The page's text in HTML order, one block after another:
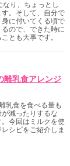
り、ちょっとし
。そして、自分で
に付いてくる頃で
ので、できた時に
とも大事です。
離乳食アレンジ
乳食を食べる量も
減ったりするな
今回はミルクを使
シピをご紹介しま